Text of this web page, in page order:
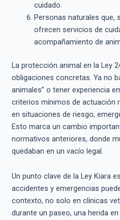
cuidado.
Personas naturales que,
ofrecen servicios de
acompañamiento de
La protección animal en la Ley
obligaciones concretas. Ya no
animales” o tener experiencia
criterios mínimos de actuación
en situaciones de riesgo,
Esto marca un cambio
normativos anteriores, donde
quedaban en un vacío legal.
Un punto clave de la Ley Kiara
accidentes y emergencias
contexto, no solo en clínicas
durante un paseo, una herida